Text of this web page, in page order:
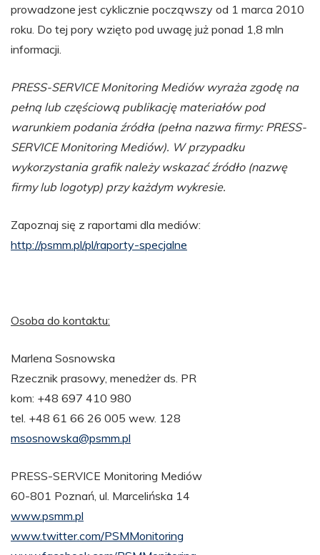
prowadzone jest cyklicznie począwszy od 1 marca 2010
roku. Do tej pory wzięto pod uwagę już ponad 1,8 mln
informacji.
PRESS-SERVICE Monitoring Mediów wyraża zgodę na
pełną lub częściową publikację materiałów pod
warunkiem podania źródła (pełna nazwa firmy: PRESS-
SERVICE Monitoring Mediów). W przypadku
wykorzystania grafik należy wskazać źródło (nazwę
firmy lub logotyp) przy każdym wykresie.
Zapoznaj się z raportami dla mediów:
http://psmm.pl/pl/raporty-specjalne
Osoba do kontaktu:
Marlena Sosnowska
Rzecznik prasowy, menedżer ds. PR
kom: +48 697 410 980
tel. +48 61 66 26 005 wew. 128
msosnowska@psmm.pl
PRESS-SERVICE Monitoring Mediów
60-801 Poznań, ul. Marcelińska 14
www.psmm.pl
www.twitter.com/PSMMonitoring